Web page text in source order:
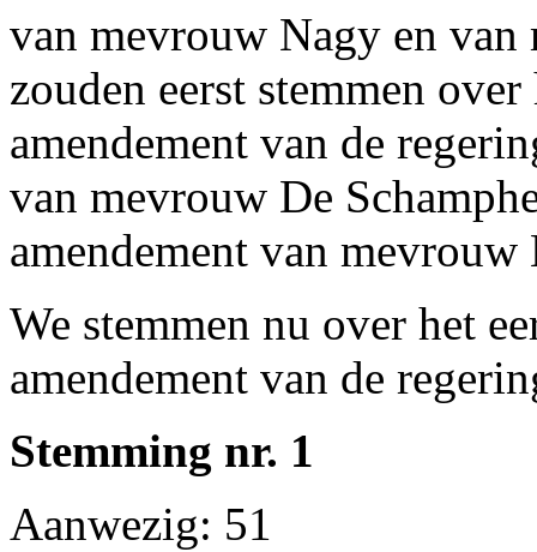
van mevrouw Nagy en van
zouden eerst stemmen
amendement van de
van mevrouw De
amendement van mevrouw
We stemmen nu over het
amendement van de
Stemming nr. 1
Aanwezig: 51